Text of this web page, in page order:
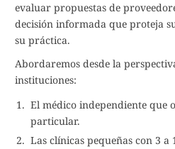
evaluar propuestas de
decisión informada que proteja
su práctica.
Abordaremos desde la
instituciones:
El médico independiente que
particular.
Las clínicas pequeñas con 3 a